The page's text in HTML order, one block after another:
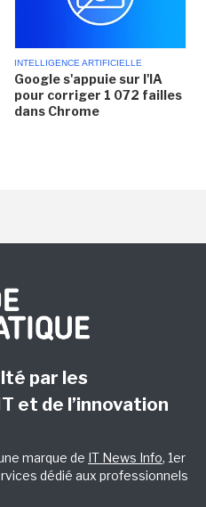
INTELLIGENCE ARTIFICIELLE
Google s'appuie sur l'IA
pour corriger 1 072 failles
dans Chrome
par les
et de l’innovation
marque de IT News Info, 1er
dédié aux professionnels